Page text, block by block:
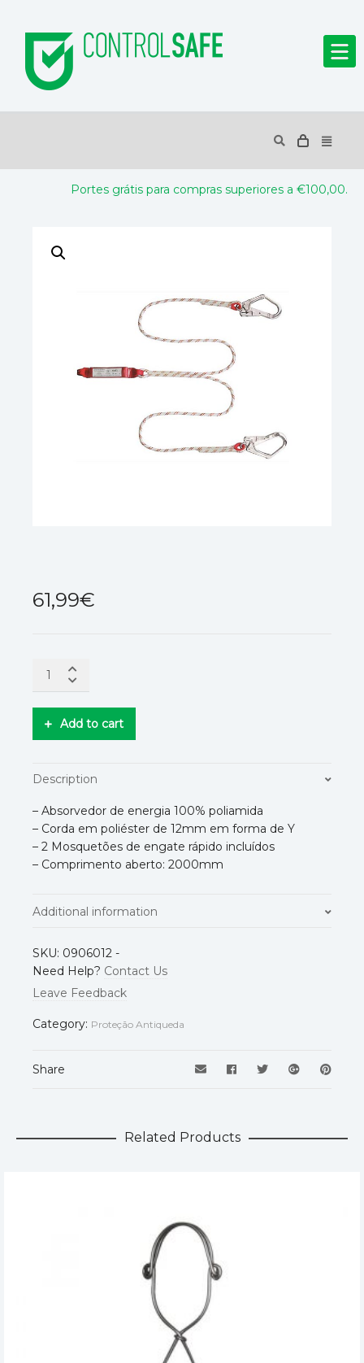
Portes grátis para compras superiores a €100,00.
61,99€
Add to cart
Description
– Absorvedor de energia 100% poliamida
– Corda em poliéster de 12mm em forma de Y
– 2 Mosquetões de engate rápido incluídos
– Comprimento aberto: 2000mm
Additional information
Normas
SKU: 0906012 -
Need Help? Contact Us
Leave Feedback
Category: Proteção Antiqueda
Share
Related Products